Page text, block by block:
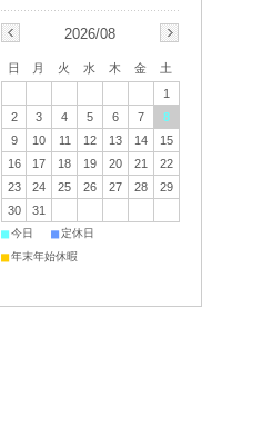
2026/08
日 月 火 水 木 金
土
1
2
3 4 5 6 7
8
9
10 11 12 13 14
15
16
17 18 19 20 21
22
23
24 25 26 27 28
29
30
31
■今日 ■定休日
■年末年始休暇